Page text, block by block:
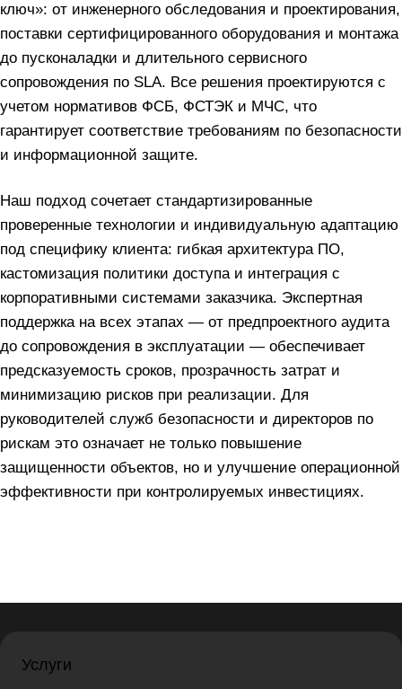
ключ»: от инженерного обследования и проектирования,
поставки сертифицированного оборудования и монтажа
до пусконаладки и длительного сервисного
сопровождения по SLA. Все решения проектируются с
учетом нормативов ФСБ, ФСТЭК и МЧС, что
гарантирует соответствие требованиям по безопасности
и информационной защите.
Наш подход сочетает стандартизированные
проверенные технологии и индивидуальную адаптацию
под специфику клиента: гибкая архитектура ПО,
кастомизация политики доступа и интеграция с
корпоративными системами заказчика. Экспертная
поддержка на всех этапах — от предпроектного аудита
до сопровождения в эксплуатации — обеспечивает
предсказуемость сроков, прозрачность затрат и
минимизацию рисков при реализации. Для
руководителей служб безопасности и директоров по
рискам это означает не только повышение
защищенности объектов, но и улучшение операционной
эффективности при контролируемых инвестициях.
Услуги